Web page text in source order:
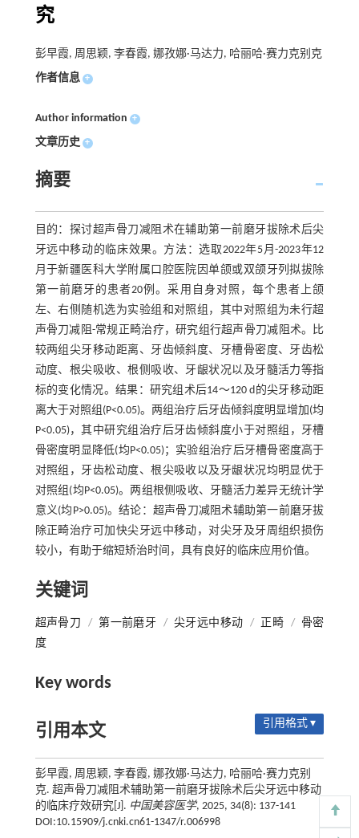
究
彭早霞, 周思颖, 李春霞, 娜孜娜·马达力, 哈丽哈·赛力克别克
作者信息 +
Author information +
文章历史 +
摘要
目的：探讨超声骨刀减阻术在辅助第一前磨牙拔除术后尖
牙远中移动的临床效果。方法：选取2022年5月-2023年12
月于新疆医科大学附属口腔医院因单颌或双颌牙列拟拔除
第一前磨牙的患者20例。采用自身对照，每个患者上颌
左、右侧随机选为实验组和对照组，其中对照组为未行超
声骨刀减阻-常规正畸治疗，研究组行超声骨刀减阻术。比
较两组尖牙移动距离、牙齿倾斜度、牙槽骨密度、牙齿松
动度、根尖吸收、根侧吸收、牙龈状况以及牙髓活力等指
标的变化情况。结果：研究组术后14～120 d的尖牙移动距
离大于对照组(P<0.05)。两组治疗后牙齿倾斜度明显增加(均
P<0.05)，其中研究组治疗后牙齿倾斜度小于对照组，牙槽
骨密度明显降低(均P<0.05)；实验组治疗后牙槽骨密度高于
对照组，牙齿松动度、根尖吸收以及牙龈状况均明显优于
对照组(均P<0.05)。两组根侧吸收、牙髓活力差异无统计学
意义(均P>0.05)。结论：超声骨刀减阻术辅助第一前磨牙拔
除正畸治疗可加快尖牙远中移动，对尖牙及牙周组织损伤
较小，有助于缩短矫治时间，具有良好的临床应用价值。
关键词
超声骨刀 / 第一前磨牙 / 尖牙远中移动 / 正畸 /
骨密
度
Key words
引用本文 引用格式 ▾
彭早霞, 周思颖, 李春霞, 娜孜娜·马达力, 哈丽哈·赛力克别
克. 超声骨刀减阻术辅助第一前磨牙拔除术后尖牙远中移动
的临床疗效研究[J]. 中国美容医学, 2025, 34(8): 137-141
DOI:10.15909/j.cnki.cn61-1347/r.006998